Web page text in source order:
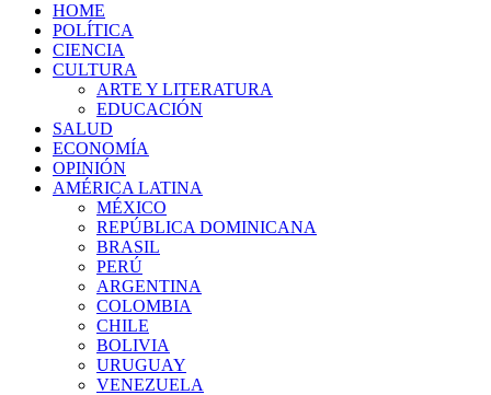
HOME
POLÍTICA
CIENCIA
CULTURA
ARTE Y LITERATURA
EDUCACIÓN
SALUD
ECONOMÍA
OPINIÓN
AMÉRICA LATINA
MÉXICO
REPÚBLICA DOMINICANA
BRASIL
PERÚ
ARGENTINA
COLOMBIA
CHILE
BOLIVIA
URUGUAY
VENEZUELA